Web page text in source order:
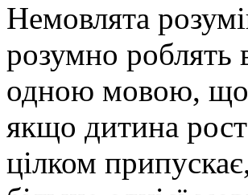
Немовлята
розумно роблять
одною мовою,
якщо дитина
цілком